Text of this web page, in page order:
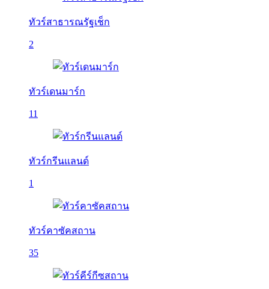
ทัวร์สาธารณรัฐเช็ก
2
ทัวร์เดนมาร์ก
11
ทัวร์กรีนแลนด์
1
ทัวร์คาซัคสถาน
35